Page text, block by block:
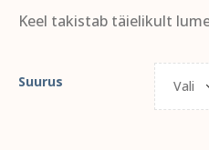
Keel takistab täielikult
Suurus